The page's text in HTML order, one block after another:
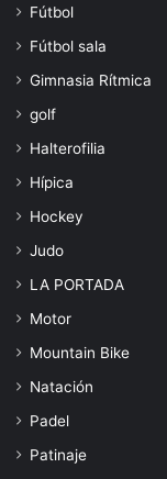
Fútbol
Fútbol sala
Gimnasia Rítmica
golf
Halterofilia
Hípica
Hockey
Judo
LA PORTADA
Motor
Mountain Bike
Natación
Padel
Patinaje